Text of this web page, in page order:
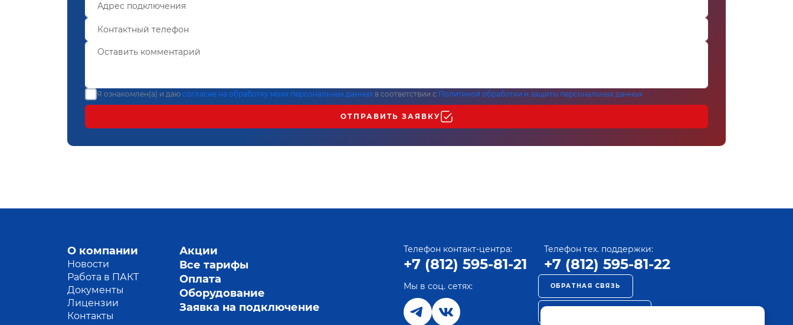
Я ознакомлен(а) и даю согласие на обработку моих персональных данных в соответствии с Политикой обработки и защиты персональных данных
ОТПРАВИТЬ ЗАЯВКУ
О компании
Новости
Работа в ПАКТ
Документы
Лицензии
Контакты
Акции
Все тарифы
Оплата
Оборудование
Заявка на подключение
Телефон контакт-центра:
+7 (812) 595-81-21
Телефон тех. поддержки:
+7 (812) 595-81-22
Мы в соц. сетях: ОБРАТНАЯ СВЯЗЬ